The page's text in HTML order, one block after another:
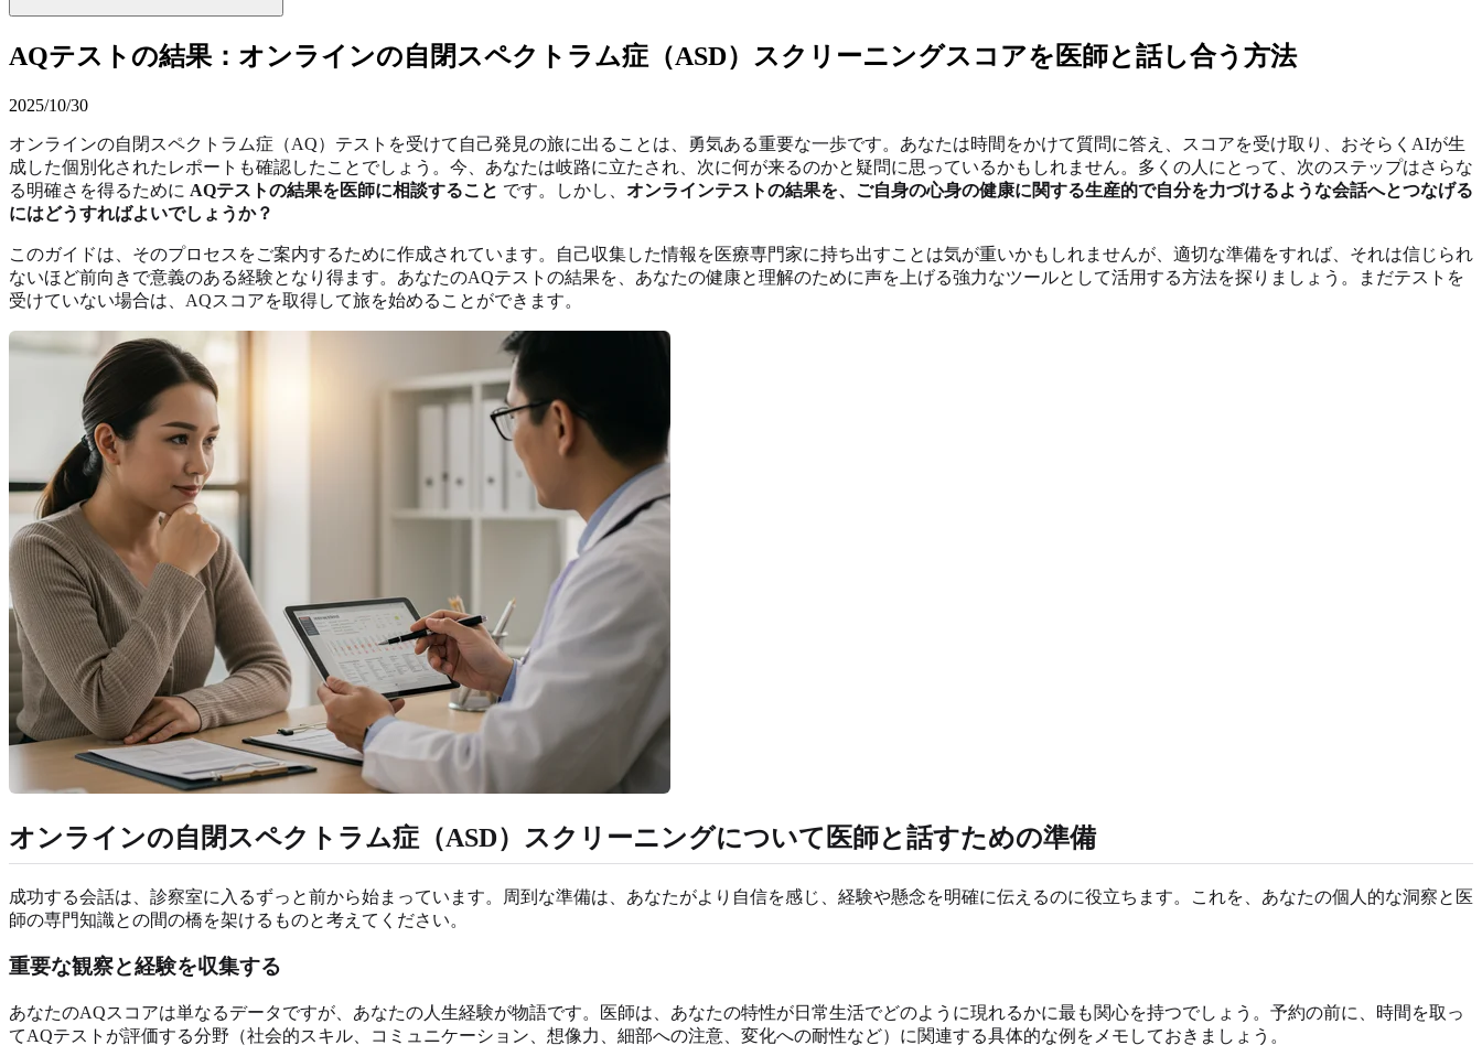
AQテストの結果：オンラインの自閉スペクトラム症（ASD）スクリーニングスコアを医師と話し合う方法
2025/10/30
オンラインの自閉スペクトラム症（AQ）テストを受けて自己発見の旅に出ることは、勇気ある重要な一歩です。あなたは時間をかけて質問に答え、スコアを受け取り、おそらくAIが生
成した個別化されたレポートも確認したことでしょう。今、あなたは岐路に立たされ、次に何が来るのかと疑問に思っているかもしれません。多くの人にとって、次のステップはさらな
る明確さを得るために AQテストの結果を医師に相談すること です。しかし、 オンラインテストの結果を、ご自身の心身の健康に関する生産的で自分を力づけるような会話へとつなげる
にはどうすればよいでしょうか？
このガイドは、そのプロセスをご案内するために作成されています。自己収集した情報を医療専門家に持ち出すことは気が重いかもしれませんが、適切な準備をすれば、それは信じられ
ないほど前向きで意義のある経験となり得ます。あなたのAQテストの結果を、あなたの健康と理解のために声を上げる強力なツールとして活用する方法を探りましょう。まだテストを
受けていない場合は、 AQスコアを取得して旅を始めることができます。
オンラインの自閉スペクトラム症（ASD）スクリーニングについて医師と話すための準備
成功する会話は、診察室に入るずっと前から始まっています。周到な準備は、あなたがより自信を感じ、経験や懸念を明確に伝えるのに役立ちます。これを、あなたの個人的な洞察と医
師の専門知識との間の橋を架けるものと考えてください。
重要な観察と経験を収集する
あなたのAQスコアは単なるデータですが、あなたの人生経験が物語です。医師は、あなたの特性が日常生活でどのように現れるかに最も関心を持つでしょう。予約の前に、時間を取っ
てAQテストが評価する分野（社会的スキル、コミュニケーション、想像力、細部への注意、変化への耐性など）に関連する具体的な例をメモしておきましょう。